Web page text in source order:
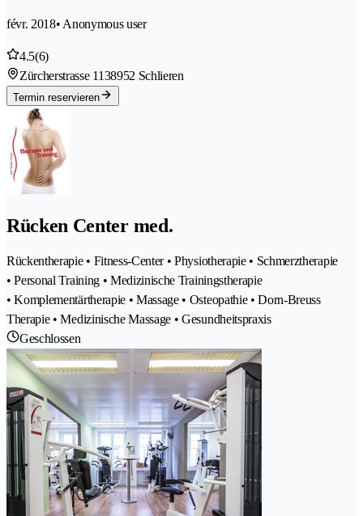
févr. 2018• Anonymous user
4.5(6)
Zürcherstrasse 1138952 Schlieren
Termin reservieren
Rücken Center med.
Rückentherapie • Fitness-Center • Physiotherapie • Schmerztherapie
• Personal Training • Medizinische Trainingstherapie
• Komplementärtherapie • Massage • Osteopathie • Dorn-Breuss
Therapie • Medizinische Massage • Gesundheitspraxis
Geschlossen